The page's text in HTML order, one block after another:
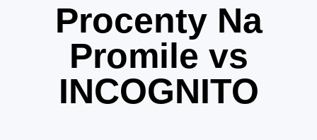
Procenty Na
Promile vs
INCOGNITO